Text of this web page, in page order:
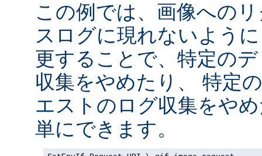
この例では、画像への
スログに現れないよう
更することで、特定の
収集をやめたり、 特定
エストのログ収集をや
単にできます。